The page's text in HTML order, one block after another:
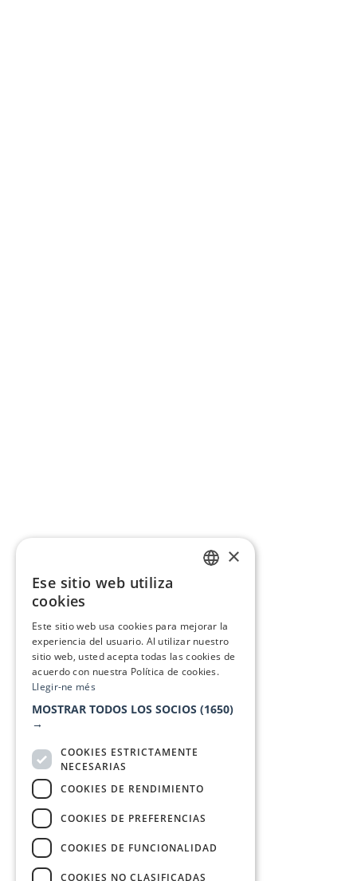
×
Ese sitio web utiliza
cookies
Este sitio web usa cookies para mejorar la
experiencia del usuario. Al utilizar nuestro
sitio web, usted acepta todas las cookies de
acuerdo con nuestra Política de cookies.
Llegir-ne més
MOSTRAR TODOS LOS SOCIOS (1650)
→
COOKIES ESTRICTAMENTE
NECESARIAS
COOKIES DE RENDIMIENTO
COOKIES DE PREFERENCIAS
COOKIES DE FUNCIONALIDAD
COOKIES NO CLASIFICADAS